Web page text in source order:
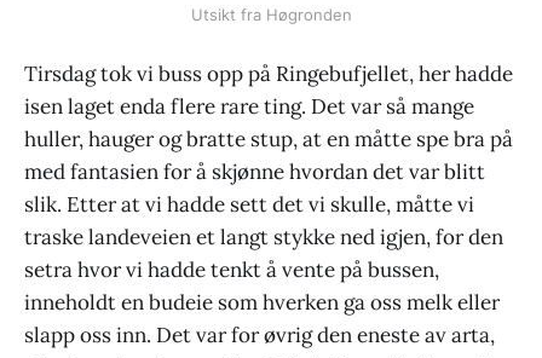
Utsikt fra Høgronden
Tirsdag tok vi buss opp på Ringebufjellet, her hadde
isen laget enda flere rare ting. Det var så mange
huller, hauger og bratte stup, at en måtte spe bra på
med fantasien for å skjønne hvordan det var blitt
slik. Etter at vi hadde sett det vi skulle, måtte vi
traske landeveien et langt stykke ned igjen, for den
setra hvor vi hadde tenkt å vente på bussen,
inneholdt en budeie som hverken ga oss melk eller
slapp oss inn. Det var for øvrig den eneste av arta,